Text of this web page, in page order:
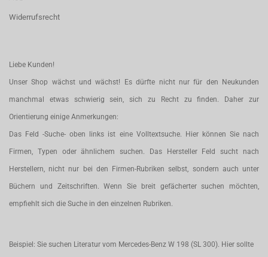
Widerrufsrecht
Liebe Kunden!
Unser Shop wächst und wächst! Es dürfte nicht nur für den Neukunden
manchmal etwas schwierig sein, sich zu Recht zu finden. Daher zur
Orientierung einige Anmerkungen:
Das Feld -Suche- oben links ist eine Volltextsuche. Hier können Sie nach
Firmen, Typen oder ähnlichem suchen. Das Hersteller Feld sucht nach
Herstellern, nicht nur bei den Firmen-Rubriken selbst, sondern auch unter
Büchern und Zeitschriften. Wenn Sie breit gefächerter suchen möchten,
empfiehlt sich die Suche in den einzelnen Rubriken.
Beispiel: Sie suchen Literatur vom Mercedes-Benz W 198 (SL 300). Hier sollte